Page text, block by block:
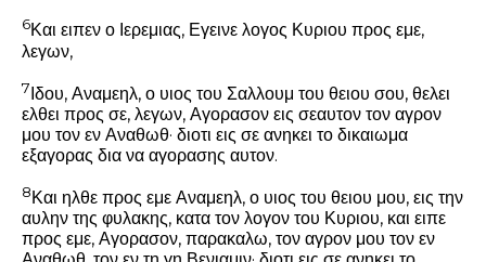
6Και ειπεν ο Ιερεμιας, Εγεινε λογος Κυριου προς εμε,
λεγων,
7Ιδου, Αναμεηλ, ο υιος του Σαλλουμ του θειου σου, θελει
ελθει προς σε, λεγων, Αγορασον εις σεαυτον τον αγρον
μου τον εν Αναθωθ· διοτι εις σε ανηκει το δικαιωμα
εξαγορας δια να αγορασης αυτον.
8Και ηλθε προς εμε Αναμεηλ, ο υιος του θειου μου, εις την
αυλην της φυλακης, κατα τον λογον του Κυριου, και ειπε
προς εμε, Αγορασον, παρακαλω, τον αγρον μου τον εν